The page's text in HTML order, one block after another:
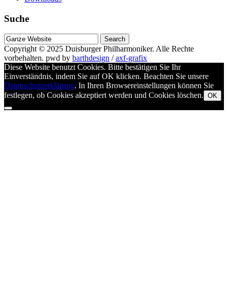
Suche
Suche
nach
Copyright © 2025 Duisburger Philharmoniker. Alle Rechte
vorbehalten. pwd by barthdesign /axf-grafix
Diese Website benutzt Cookies. Bitte bestätigen Sie Ihr
Einverständnis, indem Sie auf OK klicken. Beachten Sie unsere
Datenschutzerklärung. In Ihren Browsereinstellungen können Sie
festlegen, ob Cookies akzeptiert werden und Cookies löschen. OK